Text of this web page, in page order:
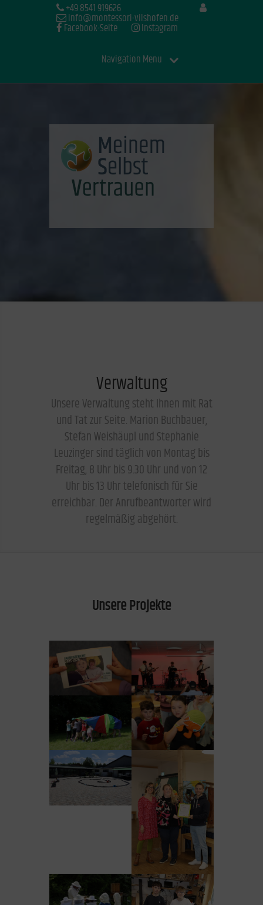
+49 8541 919626
info@montessori-vilshofen.de
Facebook-Seite Instagram
Navigation Menu
Verwaltung
Unsere Verwaltung steht Ihnen mit Rat
und Tat zur Seite. Marion Buchbauer,
Stefan Weishäupl und Stephanie
Leuzinger sind täglich von Montag bis
Freitag, 8 Uhr bis 9.30 Uhr und von 12
Uhr bis 13 Uhr telefonisch für Sie
erreichbar. Der Anrufbeantworter wird
regelmäßig abgehört.
Unsere Projekte